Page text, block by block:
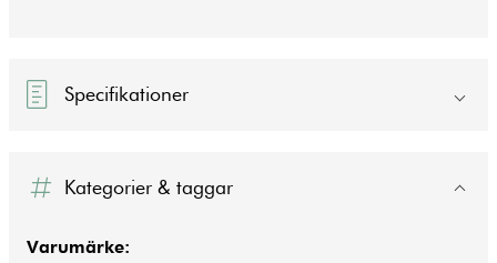
Specifikationer
Kategorier & taggar
Varumärke: